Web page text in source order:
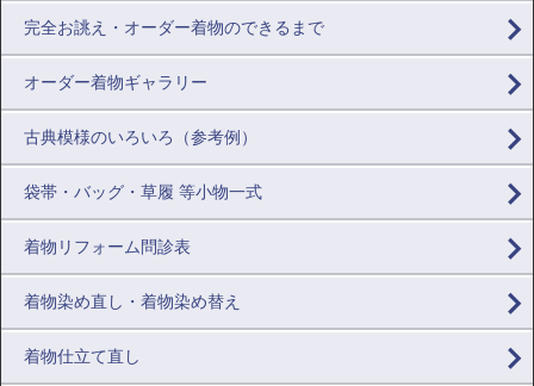
完全お誂え・オーダー着物のできるまで
オーダー着物ギャラリー
古典模様のいろいろ（参考例）
袋帯・バッグ・草履 等小物一式
着物リフォーム問診表
着物染め直し・着物染め替え
着物仕立て直し